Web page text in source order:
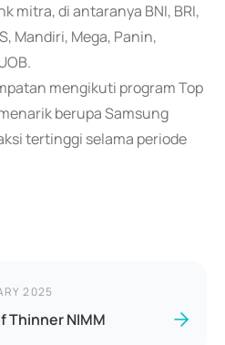
mitra, di antaranya BNI, BRI,
Mandiri, Mega, Panin,
mengikuti program Top
berupa Samsung
tertinggi selama periode
2025
Thinner NIMM